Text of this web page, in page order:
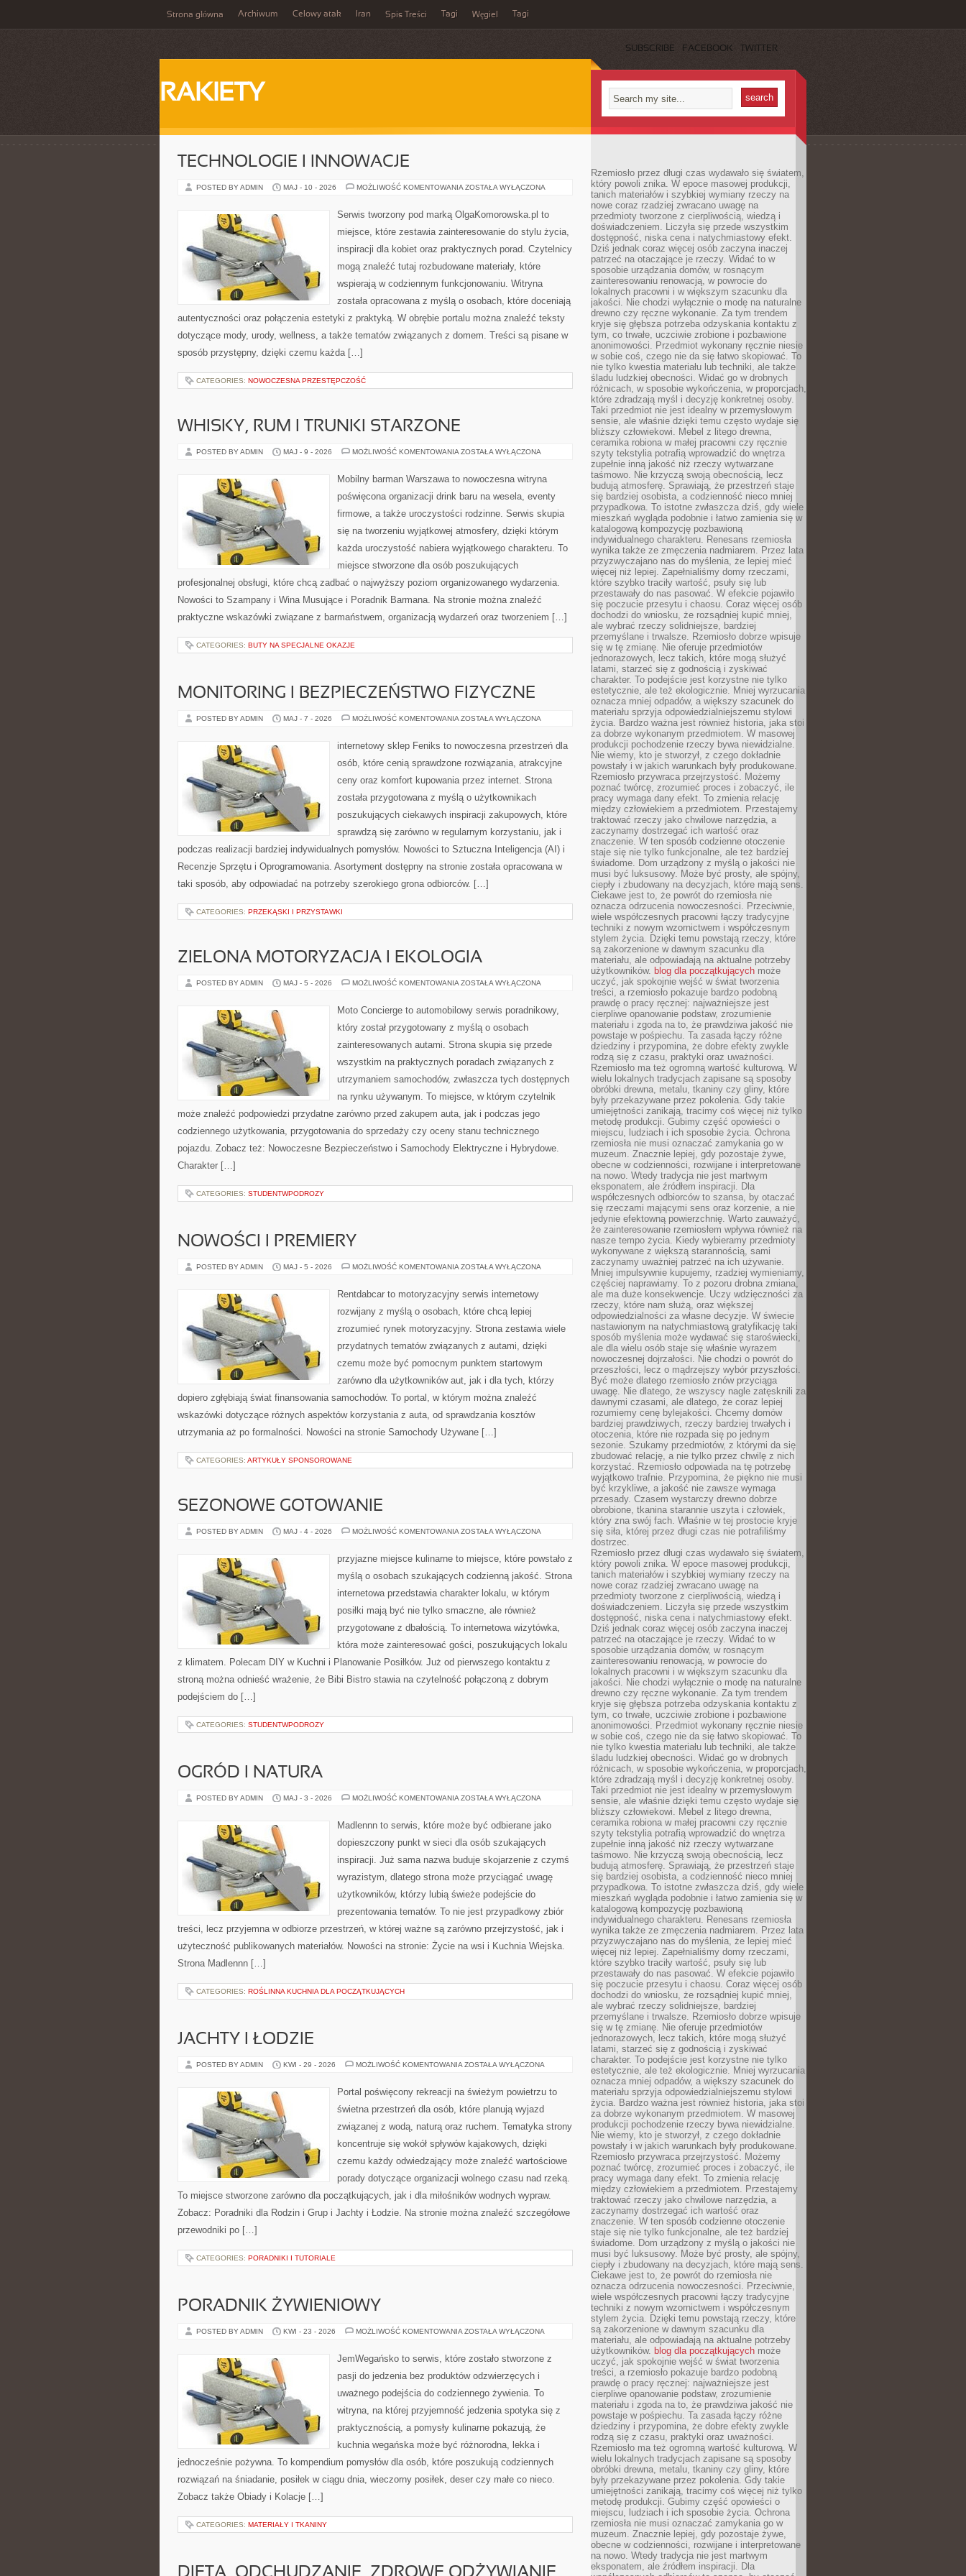
Strona główna Archiwum Celowy atak Iran Spis Treści Tagi Węgiel Tagi
SUBSCRIBE FACEBOOK TWITTER
RAKIETY
TECHNOLOGIE I INNOWACJE
POSTED BY ADMIN MAJ - 10 - 2026 MOŻLIWOŚĆ KOMENTOWANIA TECHNOLOGIE
ZOSTAŁA WYŁĄCZONA
Serwis tworzony pod marką OlgaKomorowska.pl to
miejsce, które zestawia zainteresowanie do stylu życia,
inspiracji dla kobiet oraz praktycznych porad. Czytelnicy
mogą znaleźć tutaj rozbudowane materiały, które
wspierają w codziennym funkcjonowaniu. Witryna
została opracowana z myślą o osobach, które doceniają
autentyczności oraz połączenia estetyki z praktyką. W obrębie portalu można znaleźć teksty
dotyczące mody, urody, wellness, a także tematów związanych z domem. Treści są pisane w
sposób przystępny, dzięki czemu każda […]
CATEGORIES: NOWOCZESNA PRZESTĘPCZOŚĆ
WHISKY, RUM I TRUNKI STARZONE
POSTED BY ADMIN MAJ - 9 - 2026 MOŻLIWOŚĆ KOMENTOWANIA WHISKY,
STARZONE
ZOSTAŁA WYŁĄCZONA
Mobilny barman Warszawa to nowoczesna witryna
poświęcona organizacji drink baru na wesela, eventy
firmowe, a także uroczystości rodzinne. Serwis skupia
się na tworzeniu wyjątkowej atmosfery, dzięki którym
każda uroczystość nabiera wyjątkowego charakteru. To
miejsce stworzone dla osób poszukujących
profesjonalnej obsługi, które chcą zadbać o najwyższy poziom organizowanego wydarzenia.
Nowości to Szampany i Wina Musujące i Poradnik Barmana. Na stronie można znaleźć
praktyczne wskazówki związane z barmaństwem, organizacją wydarzeń oraz tworzeniem […]
CATEGORIES: BUTY NA SPECJALNE OKAZJE
MONITORING I BEZPIECZEŃSTWO FIZYCZNE
POSTED BY ADMIN MAJ - 7 - 2026 MOŻLIWOŚĆ KOMENTOWANIA MONITORING
ZOSTAŁA WYŁĄCZONA
internetowy sklep Feniks to nowoczesna przestrzeń dla
osób, które cenią sprawdzone rozwiązania, atrakcyjne
ceny oraz komfort kupowania przez internet. Strona
została przygotowana z myślą o użytkownikach
poszukujących ciekawych inspiracji zakupowych, które
sprawdzą się zarówno w regularnym korzystaniu, jak i
podczas realizacji bardziej indywidualnych pomysłów. Nowości to Sztuczna Inteligencja (AI) i
Recenzje Sprzętu i Oprogramowania. Asortyment dostępny na stronie została opracowana w
taki sposób, aby odpowiadać na potrzeby szerokiego grona odbiorców. […]
CATEGORIES: PRZEKĄSKI I PRZYSTAWKI
ZIELONA MOTORYZACJA I EKOLOGIA
POSTED BY ADMIN MAJ - 5 - 2026 MOŻLIWOŚĆ KOMENTOWANIA ZIELONA
EKOLOGIA
ZOSTAŁA WYŁĄCZONA
Moto Concierge to automobilowy serwis poradnikowy,
który został przygotowany z myślą o osobach
zainteresowanych autami. Strona skupia się przede
wszystkim na praktycznych poradach związanych z
utrzymaniem samochodów, zwłaszcza tych dostępnych
na rynku używanym. To miejsce, w którym czytelnik
może znaleźć podpowiedzi przydatne zarówno przed zakupem auta, jak i podczas jego
codziennego użytkowania, przygotowania do sprzedaży czy oceny stanu technicznego
pojazdu. Zobacz też: Nowoczesne Bezpieczeństwo i Samochody Elektryczne i Hybrydowe.
Charakter […]
CATEGORIES: STUDENTWPODROZY
NOWOŚCI I PREMIERY
POSTED BY ADMIN MAJ - 5 - 2026 MOŻLIWOŚĆ KOMENTOWANIA NOWOŚCI
ZOSTAŁA WYŁĄCZONA
Rentdabcar to motoryzacyjny serwis internetowy
rozwijany z myślą o osobach, które chcą lepiej
zrozumieć rynek motoryzacyjny. Strona zestawia wiele
przydatnych tematów związanych z autami, dzięki
czemu może być pomocnym punktem startowym
zarówno dla użytkowników aut, jak i dla tych, którzy
dopiero zgłębiają świat finansowania samochodów. To portal, w którym można znaleźć
wskazówki dotyczące różnych aspektów korzystania z auta, od sprawdzania kosztów
utrzymania aż po formalności. Nowości na stronie Samochody Używane […]
CATEGORIES: ARTYKUŁY SPONSOROWANE
SEZONOWE GOTOWANIE
POSTED BY ADMIN MAJ - 4 - 2026 MOŻLIWOŚĆ KOMENTOWANIA SEZONOWE
ZOSTAŁA WYŁĄCZONA
przyjazne miejsce kulinarne to miejsce, które powstało z
myślą o osobach szukających codzienną jakość. Strona
internetowa przedstawia charakter lokalu, w którym
posiłki mają być nie tylko smaczne, ale również
przygotowane z dbałością. To internetowa wizytówka,
która może zainteresować gości, poszukujących lokalu
z klimatem. Polecam DIY w Kuchni i Planowanie Posiłków. Już od pierwszego kontaktu z
stroną można odnieść wrażenie, że Bibi Bistro stawia na czytelność połączoną z dobrym
podejściem do […]
CATEGORIES: STUDENTWPODROZY
OGRÓD I NATURA
POSTED BY ADMIN MAJ - 3 - 2026 MOŻLIWOŚĆ KOMENTOWANIA OGRÓD
ZOSTAŁA WYŁĄCZONA
Madlennn to serwis, które może być odbierane jako
dopieszczony punkt w sieci dla osób szukających
inspiracji. Już sama nazwa buduje skojarzenie z czymś
wyrazistym, dlatego strona może przyciągać uwagę
użytkowników, którzy lubią świeże podejście do
prezentowania tematów. To nie jest przypadkowy zbiór
treści, lecz przyjemna w odbiorze przestrzeń, w której ważne są zarówno przejrzystość, jak i
użyteczność publikowanych materiałów. Nowości na stronie: Życie na wsi i Kuchnia Wiejska.
Strona Madlennn […]
CATEGORIES: ROŚLINNA KUCHNIA DLA POCZĄTKUJĄCYCH
JACHTY I ŁODZIE
POSTED BY ADMIN KWI - 29 - 2026 MOŻLIWOŚĆ KOMENTOWANIA JACHTY
ZOSTAŁA WYŁĄCZONA
Portal poświęcony rekreacji na świeżym powietrzu to
świetna przestrzeń dla osób, które planują wyjazd
związanej z wodą, naturą oraz ruchem. Tematyka strony
koncentruje się wokół spływów kajakowych, dzięki
czemu każdy odwiedzający może znaleźć wartościowe
porady dotyczące organizacji wolnego czasu nad rzeką.
To miejsce stworzone zarówno dla początkujących, jak i dla miłośników wodnych wypraw.
Zobacz: Poradniki dla Rodzin i Grup i Jachty i Łodzie. Na stronie można znaleźć szczegółowe
przewodniki po […]
CATEGORIES: PORADNIKI I TUTORIALE
PORADNIK ŻYWIENIOWY
POSTED BY ADMIN KWI - 23 - 2026 MOŻLIWOŚĆ KOMENTOWANIA PORADNIK
ZOSTAŁA WYŁĄCZONA
JemWegańsko to serwis, które zostało stworzone z
pasji do jedzenia bez produktów odzwierzęcych i
uważnego podejścia do codziennego żywienia. To
witryna, na której przyjemność jedzenia spotyka się z
praktycznością, a pomysły kulinarne pokazują, że
kuchnia wegańska może być różnorodna, lekka i
jednocześnie pożywna. To kompendium pomysłów dla osób, które poszukują codziennych
rozwiązań na śniadanie, posiłek w ciągu dnia, wieczorny posiłek, deser czy małe co nieco.
Zobacz także Obiady i Kolacje […]
CATEGORIES: MATERIAŁY I TKANINY
Rzemiosło przez długi czas wydawało się światem,
który powoli znika. W epoce masowej produkcji,
tanich materiałów i szybkiej wymiany rzeczy na
nowe coraz rzadziej zwracano uwagę na
przedmioty tworzone z cierpliwością, wiedzą i
doświadczeniem. Liczyła się przede wszystkim
dostępność, niska cena i natychmiastowy efekt.
Dziś jednak coraz więcej osób zaczyna inaczej
patrzeć na otaczające je rzeczy. Widać to w
sposobie urządzania domów, w rosnącym
zainteresowaniu renowacją, w powrocie do
lokalnych pracowni i w większym szacunku dla
jakości. Nie chodzi wyłącznie o modę na naturalne
drewno czy ręczne wykonanie. Za tym trendem
kryje się głębsza potrzeba odzyskania kontaktu z
tym, co trwałe, uczciwie zrobione i pozbawione
anonimowości. Przedmiot wykonany ręcznie niesie
w sobie coś, czego nie da się łatwo skopiować. To
nie tylko kwestia materiału lub techniki, ale także
śladu ludzkiej obecności. Widać go w drobnych
różnicach, w sposobie wykończenia, w proporcjach,
które zdradzają myśl i decyzję konkretnej osoby.
Taki przedmiot nie jest idealny w przemysłowym
sensie, ale właśnie dzięki temu często wydaje się
bliższy człowiekowi. Mebel z litego drewna,
ceramika robiona w małej pracowni czy ręcznie
szyty tekstylia potrafią wprowadzić do wnętrza
zupełnie inną jakość niż rzeczy wytwarzane
taśmowo. Nie krzyczą swoją obecnością, lecz
budują atmosferę. Sprawiają, że przestrzeń staje
się bardziej osobista, a codzienność nieco mniej
przypadkowa. To istotne zwłaszcza dziś, gdy wiele
mieszkań wygląda podobnie i łatwo zamienia się w
katalogową kompozycję pozbawioną
indywidualnego charakteru. Renesans rzemiosła
wynika także ze zmęczenia nadmiarem. Przez lata
przyzwyczajano nas do myślenia, że lepiej mieć
więcej niż lepiej. Zapełnialiśmy domy rzeczami,
które szybko traciły wartość, psuły się lub
przestawały do nas pasować. W efekcie pojawiło
się poczucie przesytu i chaosu. Coraz więcej osób
dochodzi do wniosku, że rozsądniej kupić mniej,
ale wybrać rzeczy solidniejsze, bardziej
przemyślane i trwalsze. Rzemiosło dobrze wpisuje
się w tę zmianę. Nie oferuje przedmiotów
jednorazowych, lecz takich, które mogą służyć
latami, starzeć się z godnością i zyskiwać
charakter. To podejście jest korzystne nie tylko
estetycznie, ale też ekologicznie. Mniej wyrzucania
oznacza mniej odpadów, a większy szacunek do
materiału sprzyja odpowiedzialniejszemu stylowi
życia. Bardzo ważna jest również historia, jaka stoi
za dobrze wykonanym przedmiotem. W masowej
produkcji pochodzenie rzeczy bywa niewidzialne.
Nie wiemy, kto je stworzył, z czego dokładnie
powstały i w jakich warunkach były produkowane.
Rzemiosło przywraca przejrzystość. Możemy
poznać twórcę, zrozumieć proces i zobaczyć, ile
pracy wymaga dany efekt. To zmienia relację
między człowiekiem a przedmiotem. Przestajemy
traktować rzeczy jako chwilowe narzędzia, a
zaczynamy dostrzegać ich wartość oraz
znaczenie. W ten sposób codzienne otoczenie
staje się nie tylko funkcjonalne, ale też bardziej
świadome. Dom urządzony z myślą o jakości nie
musi być luksusowy. Może być prosty, ale spójny,
ciepły i zbudowany na decyzjach, które mają sens.
Ciekawe jest to, że powrót do rzemiosła nie
oznacza odrzucenia nowoczesności. Przeciwnie,
wiele współczesnych pracowni łączy tradycyjne
techniki z nowym wzornictwem i współczesnym
stylem życia. Dzięki temu powstają rzeczy, które
są zakorzenione w dawnym szacunku dla
materiału, ale odpowiadają na aktualne potrzeby
użytkowników. blog dla początkujących może
uczyć, jak spokojnie wejść w świat tworzenia
treści, a rzemiosło pokazuje bardzo podobną
prawdę o pracy ręcznej: najważniejsze jest
cierpliwe opanowanie podstaw, zrozumienie
materiału i zgoda na to, że prawdziwa jakość nie
powstaje w pośpiechu. Ta zasada łączy różne
dziedziny i przypomina, że dobre efekty zwykle
rodzą się z czasu, praktyki oraz uważności.
Rzemiosło ma też ogromną wartość kulturową. W
wielu lokalnych tradycjach zapisane są sposoby
obróbki drewna, metalu, tkaniny czy gliny, które
były przekazywane przez pokolenia. Gdy takie
umiejętności zanikają, tracimy coś więcej niż tylko
metodę produkcji. Gubimy część opowieści o
miejscu, ludziach i ich sposobie życia. Ochrona
rzemiosła nie musi oznaczać zamykania go w
muzeum. Znacznie lepiej, gdy pozostaje żywe,
obecne w codzienności, rozwijane i interpretowane
na nowo. Wtedy tradycja nie jest martwym
eksponatem, ale źródłem inspiracji. Dla
współczesnych odbiorców to szansa, by otaczać
się rzeczami mającymi sens oraz korzenie, a nie
jedynie efektowną powierzchnię. Warto zauważyć,
że zainteresowanie rzemiosłem wpływa również na
nasze tempo życia. Kiedy wybieramy przedmioty
wykonywane z większą starannością, sami
zaczynamy uważniej patrzeć na ich używanie.
Mniej impulsywnie kupujemy, rzadziej wymieniamy,
częściej naprawiamy. To z pozoru drobna zmiana,
ale ma duże konsekwencje. Uczy wdzięczności za
rzeczy, które nam służą, oraz większej
odpowiedzialności za własne decyzje. W świecie
nastawionym na natychmiastową gratyfikację taki
sposób myślenia może wydawać się staroświecki,
ale dla wielu osób staje się właśnie wyrazem
nowoczesnej dojrzałości. Nie chodzi o powrót do
przeszłości, lecz o mądrzejszy wybór przyszłości.
Być może dlatego rzemiosło znów przyciąga
uwagę. Nie dlatego, że wszyscy nagle zatęsknili za
dawnymi czasami, ale dlatego, że coraz lepiej
rozumiemy cenę bylejakości. Chcemy domów
bardziej prawdziwych, rzeczy bardziej trwałych i
otoczenia, które nie rozpada się po jednym
sezonie. Szukamy przedmiotów, z którymi da się
zbudować relację, a nie tylko przez chwilę z nich
korzystać. Rzemiosło odpowiada na tę potrzebę
wyjątkowo trafnie. Przypomina, że piękno nie musi
być krzykliwe, a jakość nie zawsze wymaga
przesady. Czasem wystarczy drewno dobrze
obrobione, tkanina starannie uszyta i człowiek,
który zna swój fach. Właśnie w tej prostocie kryje
się siła, której przez długi czas nie potrafiliśmy
dostrzec.
Rzemiosło przez długi czas wydawało się światem,
który powoli znika. W epoce masowej produkcji,
tanich materiałów i szybkiej wymiany rzeczy na
nowe coraz rzadziej zwracano uwagę na
przedmioty tworzone z cierpliwością, wiedzą i
doświadczeniem. Liczyła się przede wszystkim
dostępność, niska cena i natychmiastowy efekt.
Dziś jednak coraz więcej osób zaczyna inaczej
patrzeć na otaczające je rzeczy. Widać to w
sposobie urządzania domów, w rosnącym
zainteresowaniu renowacją, w powrocie do
lokalnych pracowni i w większym szacunku dla
jakości. Nie chodzi wyłącznie o modę na naturalne
drewno czy ręczne wykonanie. Za tym trendem
kryje się głębsza potrzeba odzyskania kontaktu z
tym, co trwałe, uczciwie zrobione i pozbawione
anonimowości. Przedmiot wykonany ręcznie niesie
w sobie coś, czego nie da się łatwo skopiować. To
nie tylko kwestia materiału lub techniki, ale także
śladu ludzkiej obecności. Widać go w drobnych
różnicach, w sposobie wykończenia, w proporcjach,
które zdradzają myśl i decyzję konkretnej osoby.
Taki przedmiot nie jest idealny w przemysłowym
sensie, ale właśnie dzięki temu często wydaje się
bliższy człowiekowi. Mebel z litego drewna,
ceramika robiona w małej pracowni czy ręcznie
szyty tekstylia potrafią wprowadzić do wnętrza
zupełnie inną jakość niż rzeczy wytwarzane
taśmowo. Nie krzyczą swoją obecnością, lecz
budują atmosferę. Sprawiają, że przestrzeń staje
się bardziej osobista, a codzienność nieco mniej
przypadkowa. To istotne zwłaszcza dziś, gdy wiele
mieszkań wygląda podobnie i łatwo zamienia się w
katalogową kompozycję pozbawioną
indywidualnego charakteru. Renesans rzemiosła
wynika także ze zmęczenia nadmiarem. Przez lata
przyzwyczajano nas do myślenia, że lepiej mieć
więcej niż lepiej. Zapełnialiśmy domy rzeczami,
które szybko traciły wartość, psuły się lub
przestawały do nas pasować. W efekcie pojawiło
się poczucie przesytu i chaosu. Coraz więcej osób
dochodzi do wniosku, że rozsądniej kupić mniej,
ale wybrać rzeczy solidniejsze, bardziej
przemyślane i trwalsze. Rzemiosło dobrze wpisuje
się w tę zmianę. Nie oferuje przedmiotów
jednorazowych, lecz takich, które mogą służyć
latami, starzeć się z godnością i zyskiwać
charakter. To podejście jest korzystne nie tylko
estetycznie, ale też ekologicznie. Mniej wyrzucania
oznacza mniej odpadów, a większy szacunek do
materiału sprzyja odpowiedzialniejszemu stylowi
życia. Bardzo ważna jest również historia, jaka stoi
za dobrze wykonanym przedmiotem. W masowej
produkcji pochodzenie rzeczy bywa niewidzialne.
Nie wiemy, kto je stworzył, z czego dokładnie
powstały i w jakich warunkach były produkowane.
Rzemiosło przywraca przejrzystość. Możemy
poznać twórcę, zrozumieć proces i zobaczyć, ile
pracy wymaga dany efekt. To zmienia relację
między człowiekiem a przedmiotem. Przestajemy
traktować rzeczy jako chwilowe narzędzia, a
zaczynamy dostrzegać ich wartość oraz
znaczenie. W ten sposób codzienne otoczenie
staje się nie tylko funkcjonalne, ale też bardziej
świadome. Dom urządzony z myślą o jakości nie
musi być luksusowy. Może być prosty, ale spójny,
ciepły i zbudowany na decyzjach, które mają sens.
Ciekawe jest to, że powrót do rzemiosła nie
oznacza odrzucenia nowoczesności. Przeciwnie,
wiele współczesnych pracowni łączy tradycyjne
techniki z nowym wzornictwem i współczesnym
stylem życia. Dzięki temu powstają rzeczy, które
są zakorzenione w dawnym szacunku dla
materiału, ale odpowiadają na aktualne potrzeby
użytkowników. blog dla początkujących może
uczyć, jak spokojnie wejść w świat tworzenia
treści, a rzemiosło pokazuje bardzo podobną
prawdę o pracy ręcznej: najważniejsze jest
cierpliwe opanowanie podstaw, zrozumienie
materiału i zgoda na to, że prawdziwa jakość nie
powstaje w pośpiechu. Ta zasada łączy różne
dziedziny i przypomina, że dobre efekty zwykle
rodzą się z czasu, praktyki oraz uważności.
Rzemiosło ma też ogromną wartość kulturową. W
wielu lokalnych tradycjach zapisane są sposoby
obróbki drewna, metalu, tkaniny czy gliny, które
były przekazywane przez pokolenia. Gdy takie
umiejętności zanikają, tracimy coś więcej niż tylko
metodę produkcji. Gubimy część opowieści o
miejscu, ludziach i ich sposobie życia. Ochrona
rzemiosła nie musi oznaczać zamykania go w
muzeum. Znacznie lepiej, gdy pozostaje żywe,
obecne w codzienności, rozwijane i interpretowane
na nowo. Wtedy tradycja nie jest martwym
eksponatem, ale źródłem inspiracji. Dla